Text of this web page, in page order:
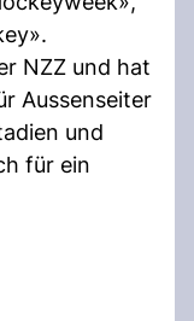
NZZ und hat
Aussenseiter
und
für ein